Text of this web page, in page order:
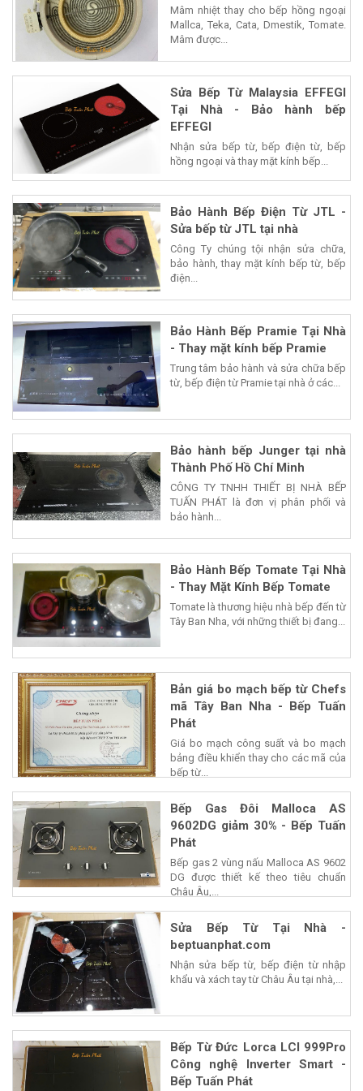
Mâm nhiệt thay cho bếp hồng ngoại
Mallca, Teka, Cata, Dmestik, Tomate.
Mâm được...
Sửa Bếp Từ Malaysia EFFEGI
Tại Nhà - Bảo hành bếp
EFFEGI
Nhận sửa bếp từ, bếp điện từ, bếp
hồng ngoại và thay mặt kính bếp...
Bảo Hành Bếp Điện Từ JTL -
Sửa bếp từ JTL tại nhà
Công Ty chúng tội nhận sửa chữa,
bảo hành, thay mặt kính bếp từ, bếp
điện...
Bảo Hành Bếp Pramie Tại Nhà
- Thay mặt kính bếp Pramie
Trung tâm bảo hành và sửa chữa bếp
từ, bếp điện từ Pramie tại nhà ở các...
Bảo hành bếp Junger tại nhà
Thành Phố Hồ Chí Minh
CÔNG TY TNHH THIẾT BỊ NHÀ BẾP
TUẤN PHÁT là đơn vị phân phối và
bảo hành...
Bảo Hành Bếp Tomate Tại Nhà
- Thay Mặt Kính Bếp Tomate
Tomate là thương hiệu nhà bếp đến từ
Tây Ban Nha, với những thiết bị đang...
Bản giá bo mạch bếp từ Chefs
mã Tây Ban Nha - Bếp Tuấn
Phát
Giá bo mạch công suất và bo mạch
bảng điều khiển thay cho các mã của
bếp từ...
Bếp Gas Đôi Malloca AS
9602DG giảm 30% - Bếp Tuấn
Phát
Bếp gas 2 vùng nấu Malloca AS 9602
DG được thiết kế theo tiêu chuẩn
Châu Âu,...
Sửa Bếp Từ Tại Nhà -
beptuanphat.com
Nhận sửa bếp từ, bếp điện từ nhập
khẩu và xách tay từ Châu Âu tại nhà,...
Bếp Từ Đức Lorca LCI 999Pro
Công nghệ Inverter Smart -
Bếp Tuấn Phát